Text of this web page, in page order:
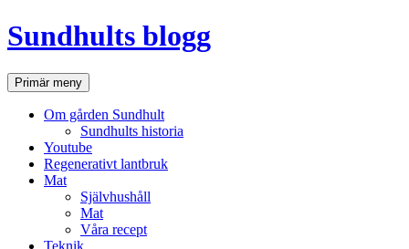
Hoppa
till
Sundhults blogg
SökPrimär meny
Om gården Sundhult
Sundhults historia
Youtube
Regenerativt lantbruk
Mat
Självhushåll
Mat
Våra recept
Teknik